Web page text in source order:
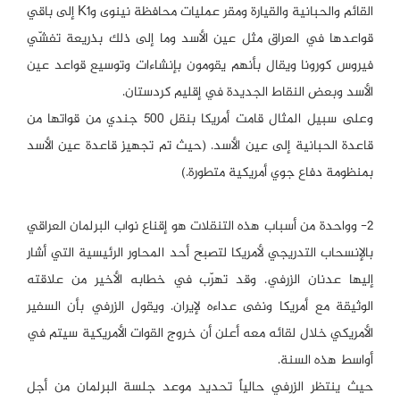
القائم والحبانية والقيارة ومقر عمليات محافظة نينوى وK1 إلى باقي
قواعدها في العراق مثل عين الأسد وما إلى ذلك بذريعة تفشّي
فيروس كورونا ويقال بأنهم يقومون بإنشاءات وتوسيع قواعد عين
الأسد وبعض النقاط الجديدة في إقليم كردستان.
وعلى سبيل المثال قامت أمريكا بنقل 500 جندي من قواتها من
قاعدة الحبانية إلى عين الأسد. (حيث تم تجهيز قاعدة عين الأسد
بمنظومة دفاع جوي أمريكية متطورة.)
2- وواحدة من أسباب هذه التنقلات هو إقناع نواب البرلمان العراقي
بالإنسحاب التدريجي لأمريكا لتصبح أحد المحاور الرئيسية التي أشار
إليها عدنان الزرفي. وقد تهرّب في خطابه الأخير من علاقته
الوثيقة مع أمريكا ونفى عداءه لإيران. ويقول الزرفي بأن السفير
الأمريكي خلال لقائه معه أعلن أن خروج القوات الأمريكية سيتم في
أواسط هذه السنة.
حيث ينتظر الزرفي حالياً تحديد موعد جلسة البرلمان من أجل